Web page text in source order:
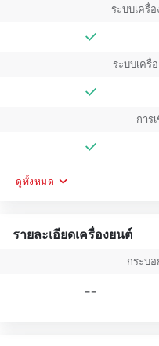
ระบบเครื่
ระบบเครื่
การ
ดูทั้งหมด
รายละเอียดเครื่องยนต์
กระบ
--